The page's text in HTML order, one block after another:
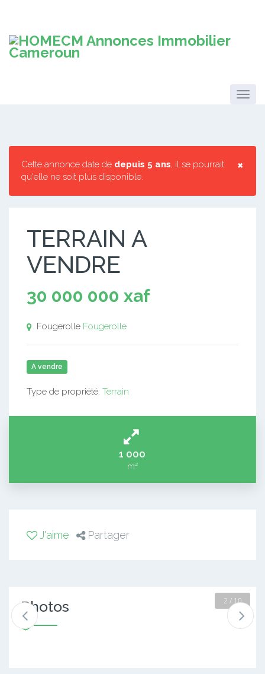
×
Cette annonce date de depuis 5 ans, il se pourrait
qu'elle ne soit plus disponible.
TERRAIN A
VENDRE
30 000 000 xaf
Fougerolle Fougerolle
A vendre
Type de propriété: Terrain
1 000
m²
J'aime Partager
Photos 2 / 10